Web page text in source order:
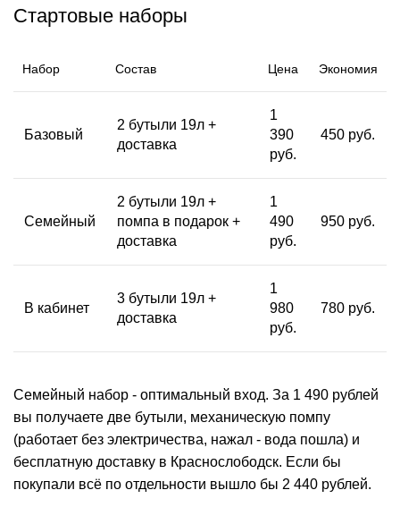
Стартовые наборы
Набор Состав Цена Экономия
Базовый
2 бутыли 19л +
доставка
1
390
руб.
450 руб.
Семейный
2 бутыли 19л +
помпа в подарок +
доставка
1
490
руб.
950 руб.
В кабинет
3 бутыли 19л +
доставка
1
980
руб.
780 руб.
Семейный набор - оптимальный вход. За 1 490 рублей
вы получаете две бутыли, механическую помпу
(работает без электричества, нажал - вода пошла) и
бесплатную доставку в Краснослободск. Если бы
покупали всё по отдельности вышло бы 2 440 рублей.